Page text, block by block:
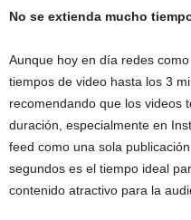
No se extienda mucho
Aunque hoy en día redes
tiempos de video hasta los 3
recomendando que los videos
duración, especialmente en
feed como una sola
segundos es el tiempo ideal
contenido atractivo para la